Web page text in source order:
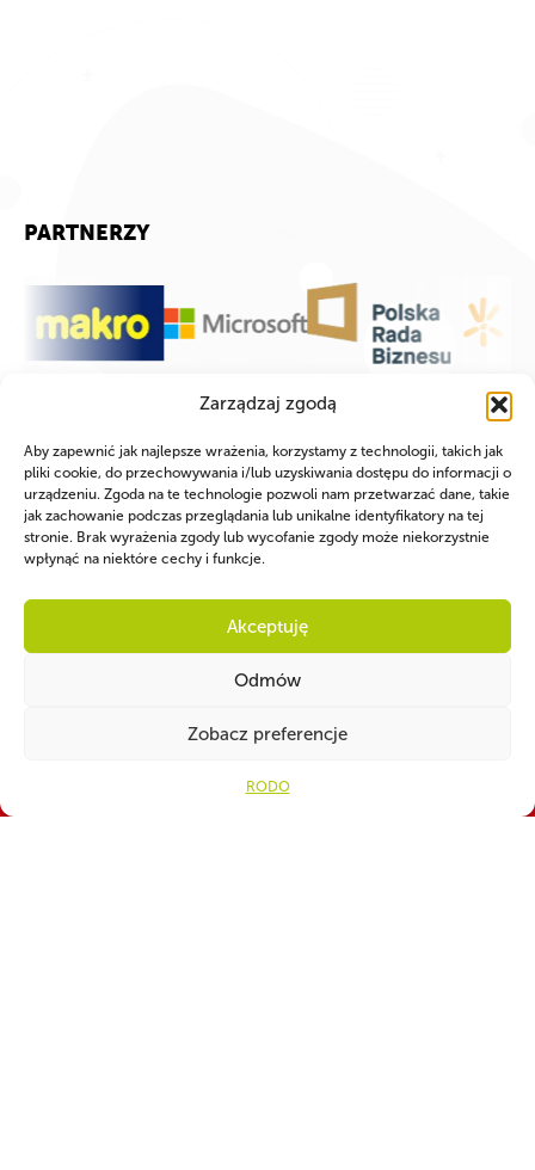
Zarządzaj zgodą
Aby zapewnić jak najlepsze wrażenia, korzystamy z technologii, takich jak
pliki cookie, do przechowywania i/lub uzyskiwania dostępu do informacji o
urządzeniu. Zgoda na te technologie pozwoli nam przetwarzać dane, takie
jak zachowanie podczas przeglądania lub unikalne identyfikatory na tej
stronie. Brak wyrażenia zgody lub wycofanie zgody może niekorzystnie
wpłynąć na niektóre cechy i funkcje.
Akceptuję
Odmów
Zobacz preferencje
RODO
PARTNERZY
WSPÓLNIE DLA HARCERSKIEJ MISJI